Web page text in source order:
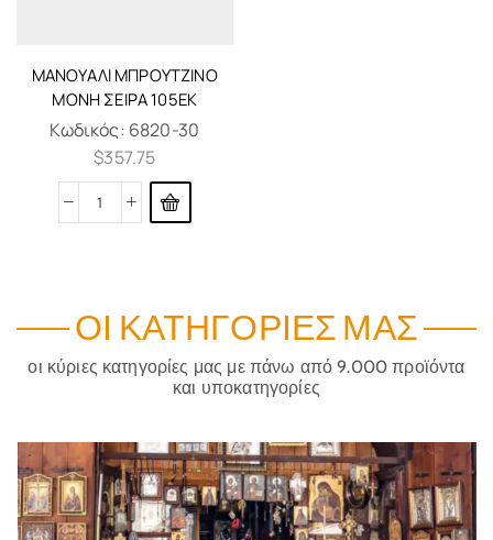
ΜΑΝΟΥΆΛΙ ΜΠΡΟΎΤΖΙΝΟ
ΜΟΝΉ ΣΕΙΡΆ 105ΕΚ
Κωδικός: 6820-30
$357.75
ΟΙ ΚΑΤΗΓΟΡΊΕΣ ΜΑΣ
οι κύριες κατηγορίες μας με πάνω από 9.000 προϊόντα
και υποκατηγορίες